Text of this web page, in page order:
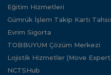
Eğitim Hizmetleri
Gümrük İşlem Takip Kartı
Evrim Sigorta
TOBBUYUM Çözüm Merkezi
Lojistik Hizmetler (Move
NCTSHub